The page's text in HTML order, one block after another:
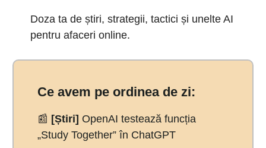
Doza ta de știri, strategii, tactici și unelte AI
pentru afaceri online.
Ce avem pe ordinea de zi:
📰 [Știri] OpenAI testează funcția
„Study Together” în ChatGPT